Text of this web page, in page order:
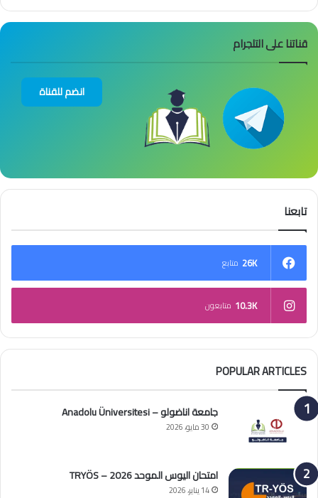
قناتنا على التلجرام
انضم للقناة
تابعنا
26K متابع
10.3K متابعون
POPULAR ARTICLES
جامعة اناضولو – Anadolu Üniversitesi
30 مايو، 2026
امتحان اليوس الموحد 2026 – TRYÖS
14 يناير، 2026